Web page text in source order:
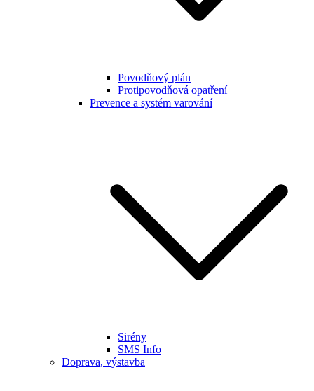
Povodňový plán
Protipovodňová opatření
Prevence a systém varování
Sirény
SMS Info
Doprava, výstavba